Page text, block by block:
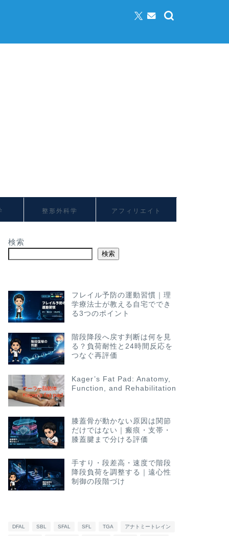
整形外科学 アフィリエイト
検索
検索
フレイル予防の運動習慣｜理
学療法士が教える自宅ででき
る3つのポイント
階段降段へ戻す判断は何を見
る？負荷耐性と24時間反応を
つなぐ再評価
Kager’s Fat Pad: Anatomy,
Function, and Rehabilitation
膝蓋骨が動かない原因は関節
だけではない｜瘢痕・支帯・
膝蓋腱まで分ける評価
手すり・段差高・速度で階段
降段負荷を調整する｜遠心性
制御の段階づけ
DFAL SBL SFAL SFL TGA アナトミートレイン